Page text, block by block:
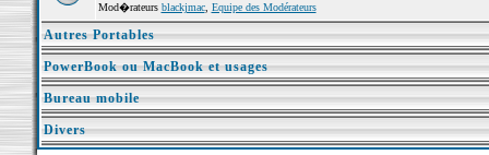
Mod�rateurs blackjmac, Equipe des Modérateurs
Autres Portables
PowerBook ou MacBook et usages
Bureau mobile
Divers